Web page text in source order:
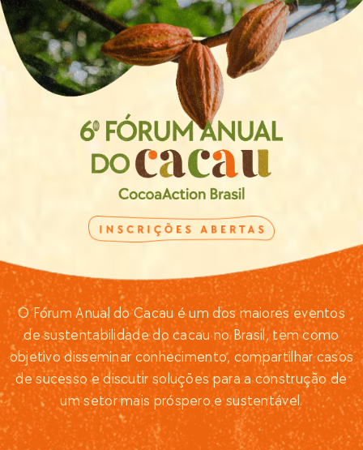
O Fórum Anual do Cacau é um dos maiores eventos
de sustentabilidade do cacau no Brasil, tem como
objetivo disseminar conhecimento, compartilhar casos
de sucesso e discutir soluções para a construção de
um setor mais próspero e sustentável.